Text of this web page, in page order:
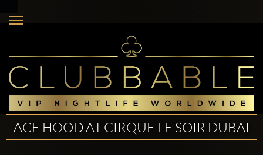
ACE HOOD AT CIRQUE LE SOIR DUBAI